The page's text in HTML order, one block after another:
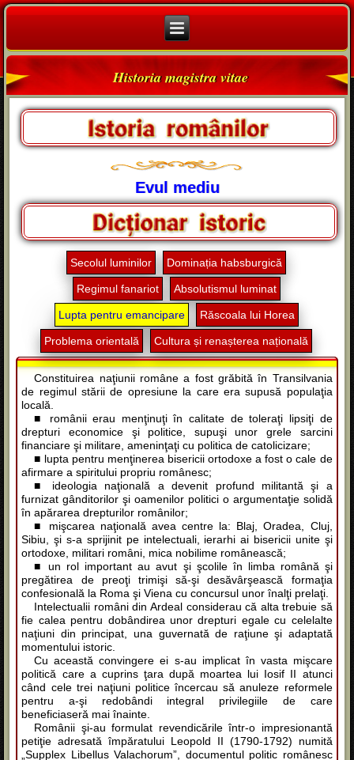
Historia magistra vitae
Evul mediu
Secolul luminilor Dominația habsburgică
Regimul fanariot Absolutismul luminat
Lupta pentru emancipare Răscoala lui Horea
Problema orientală Cultura și renașterea națională
Constituirea naţiunii române a fost grăbită în Transilvania
de regimul stării de opresiune la care era supusă populaţia
locală.
■ românii erau menţinuţi în calitate de toleraţi lipsiţi de
drepturi economice şi politice, supuşi unor grele sarcini
financiare şi militare, ameninţaţi cu politica de catolicizare;
■ lupta pentru menţinerea bisericii ortodoxe a fost o cale de
afirmare a spiritului propriu românesc;
■ ideologia naţională a devenit profund militantă şi a
furnizat gânditorilor şi oamenilor politici o argumentaţie solidă
în apărarea drepturilor românilor;
■ mişcarea naţională avea centre la: Blaj, Oradea, Cluj,
Sibiu, şi s-a sprijinit pe intelectuali, ierarhi ai bisericii unite şi
ortodoxe, militari români, mica nobilime românească;
■ un rol important au avut şi şcolile în limba română şi
pregătirea de preoţi trimişi să-şi desăvârşească formaţia
confesională la Roma şi Viena cu concursul unor înalţi prelaţi.
Intelectualii români din Ardeal considerau că alta trebuie să
fie calea pentru dobândirea unor drepturi egale cu celelalte
naţiuni din principat, una guvernată de raţiune şi adaptată
momentului istoric.
Cu această convingere ei s-au implicat în vasta mişcare
politică care a cuprins ţara după moartea lui Iosif II atunci
când cele trei naţiuni politice încercau să anuleze reformele
pentru a-şi redobândi integral privilegiile de care
beneficiaseră mai înainte.
Românii şi-au formulat revendicările într-o impresionantă
petiţie adresată împăratului Leopold II (1790-1792) numită
„Supplex Libellus Valachorum”, documentul politic românesc